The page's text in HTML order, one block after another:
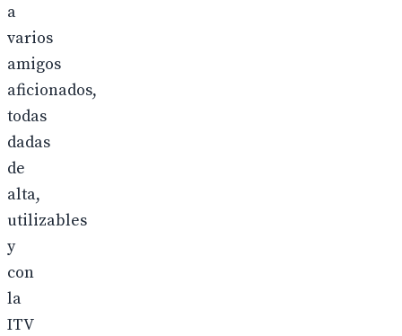
a
varios
amigos
aficionados,
todas
dadas
de
alta,
utilizables
y
con
la
ITV